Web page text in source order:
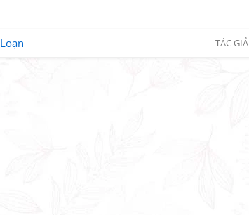
Loạn TÁC GIẢ